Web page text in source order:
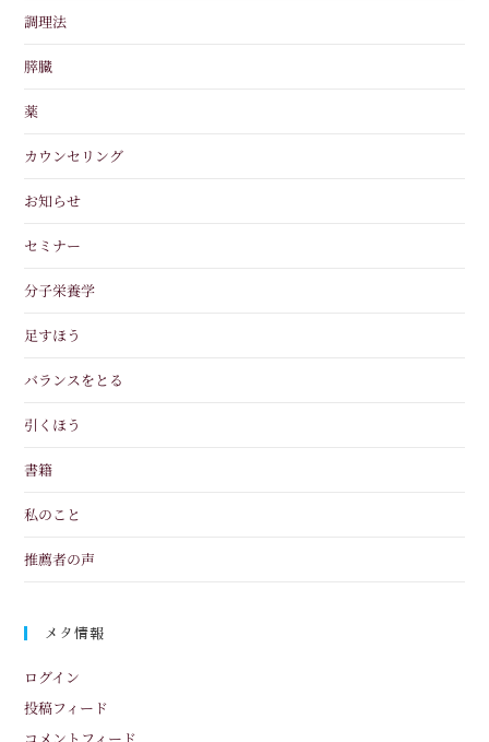
調理法
膵臓
薬
カウンセリング
お知らせ
セミナー
分子栄養学
足すほう
バランスをとる
引くほう
書籍
私のこと
推薦者の声
メタ情報
ログイン
投稿フィード
コメントフィード